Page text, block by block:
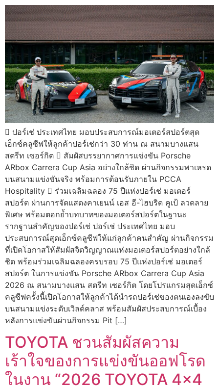
 ปอร์เช่ ประเทศไทย มอบประสบการณ์มอเตอร์สปอร์ตสุด
เอ็กซ์คลูซีฟให้ลูกค้าปอร์เช่กว่า 30 ท่าน ณ สนามบางแสน
สตรีท เซอร์กิต  สัมผัสบรรยากาศการแข่งขัน Porsche
ARbox Carrera Cup Asia อย่างใกล้ชิด ผ่านกิจกรรมพาเหรด
บนสนามแข่งขันจริง พร้อมการต้อนรับภายใน PCCA
Hospitality  ร่วมเฉลิมฉลอง 75 ปีแห่งปอร์เช่ มอเตอร์
สปอร์ต ผ่านการจัดแสดงคาเยนน์ เอส อี-ไฮบริด คูเป้ ลวดลาย
พิเศษ พร้อมตอกย้ำบทบาทของมอเตอร์สปอร์ตในฐานะ
รากฐานสำคัญของปอร์เช่ ปอร์เช่ ประเทศไทย มอบ
ประสบการณ์สุดเอ็กซ์คลูซีฟให้แก่ลูกค้าคนสำคัญ ผ่านกิจกรรม
ที่เปิดโอกาสให้สัมผัสจิตวิญญาณแห่งมอเตอร์สปอร์ตอย่างใกล้
ชิด พร้อมร่วมเฉลิมฉลองครบรอบ 75 ปีแห่งปอร์เช่ มอเตอร์
สปอร์ต ในการแข่งขัน Porsche ARbox Carrera Cup Asia
2026 ณ สนามบางแสน สตรีท เซอร์กิต โดยโปรแกรมสุดเอ็กซ์
คลูซีฟครั้งนี้เปิดโอกาสให้ลูกค้าได้นำรถปอร์เช่ของตนเองลงขับ
บนสนามแข่งระดับเวิลด์คลาส พร้อมสัมผัสประสบการณ์เบื้อง
หลังการแข่งขันผ่านกิจกรรม Pit […]
TOYOTA ชวนสัมผัสความ
เร้าใจของการแข่งขันออฟโรด
ในงาน “2026 TOYOTA 4×4